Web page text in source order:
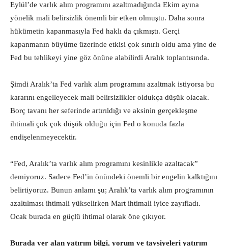
Eylül’de varlık alım programını azaltmadığında Ekim ayına
yönelik mali belirsizlik önemli bir etken olmuştu. Daha sonra
hükümetin kapanmasıyla Fed haklı da çıkmıştı. Gerçi
kapanmanın büyüme üzerinde etkisi çok sınırlı oldu ama yine de
Fed bu tehlikeyi yine göz önüne alabilirdi Aralık toplantısında.
Şimdi Aralık’ta Fed varlık alım programını azaltmak istiyorsa bu
kararını engelleyecek mali belirsizlikler oldukça düşük olacak.
Borç tavanı her seferinde artırıldığı ve aksinin gerçekleşme
ihtimali çok çok düşük olduğu için Fed o konuda fazla
endişelenmeyecektir.
“Fed, Aralık’ta varlık alım programını kesinlikle azaltacak”
demiyoruz. Sadece Fed’in önündeki önemli bir engelin kalktığını
belirtiyoruz. Bunun anlamı şu; Aralık’ta varlık alım programının
azaltılması ihtimali yükselirken Mart ihtimali iyice zayıfladı.
Ocak burada en güçlü ihtimal olarak öne çıkıyor.
Burada yer alan yatırım bilgi, yorum ve tavsiyeleri yatırım